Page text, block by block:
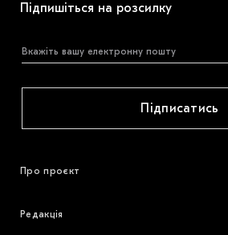
Підпишіться на розсилку
Підписатись
Про проєкт
Редакція